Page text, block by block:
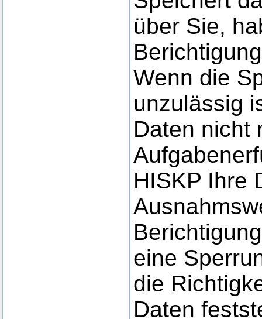
über Sie,
Wenn die
unzulässig
Daten nicht
HISKP Ihre
eine
die
Daten